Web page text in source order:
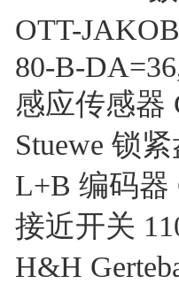
OTT-
80-B-
感应传感器
Stuewe 锁
L+B 编码器
接近开关
H&H